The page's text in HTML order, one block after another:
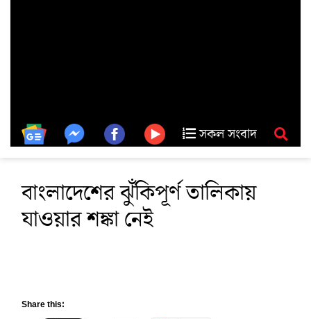
সকল সংবাদ
বাংলাদেশের ঝুঁকিপূর্ণ তালিকায়
যাওয়ার শঙ্কা নেই
Share this: